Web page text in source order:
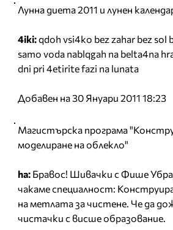
Лунна диета 2011 и лунен
4iki:qdoh vsi4ko bez zahar bez sol
samo voda nablqgah na belta4na
dni pri 4etirite fazi na lunata
Добавен на 30 Януари 2011 18:23
Магистърска програма
моделиране на облекло"
ha: Бравос! Шивачки с Фише
чакаме специалност:
на метлата за чистене. Че да
чистачки с висше образование.